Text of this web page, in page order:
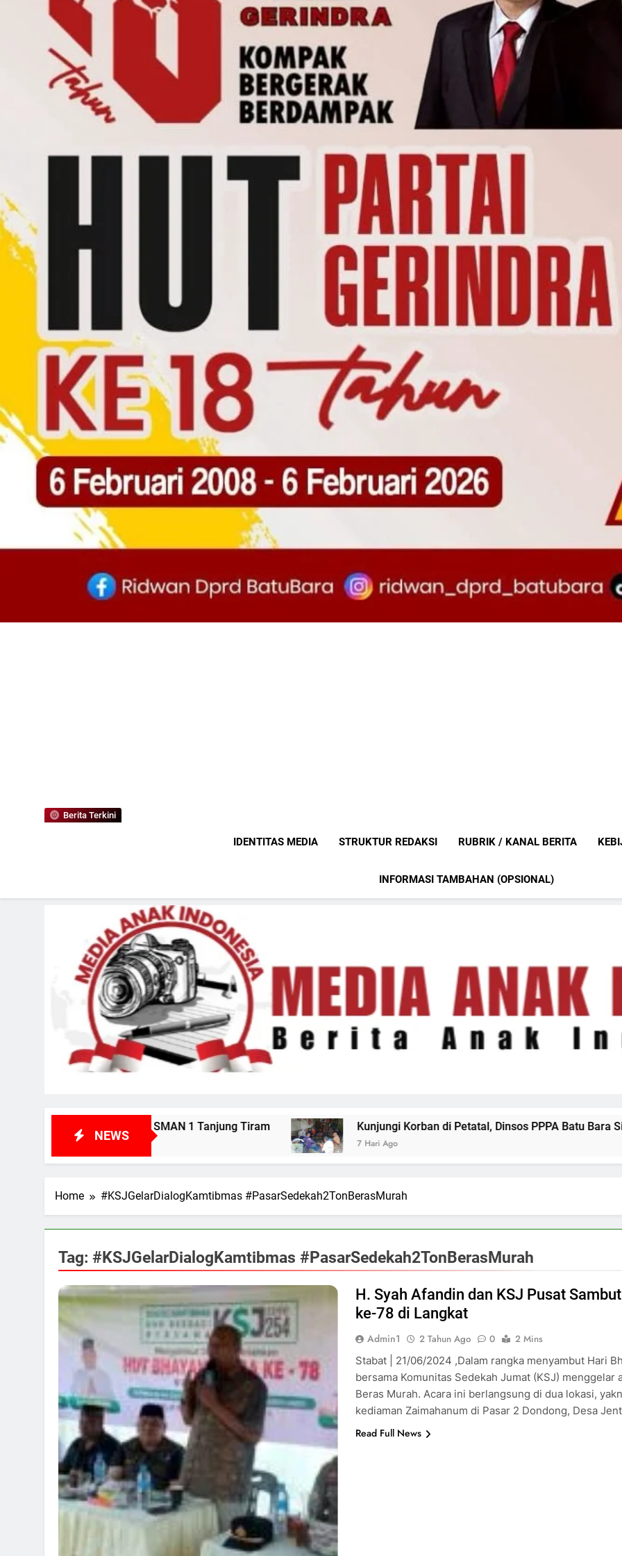
Berita Terkini
IDENTITAS MEDIA STRUKTUR REDAKSI RUBRIK / KANAL BERITA
INFORMASI TAMBAHAN (OPSIONAL)
NEWS
MPK SMAN 1 Tanjung Tiram Kunjungi Korban di Petatal, Dinsos PPPA Batu Bara Siapkan
7 Hari Ago
Home #KSJGelarDialogKamtibmas #PasarSedekah2TonBerasMurah
Tag: #KSJGelarDialogKamtibmas #PasarSedekah2TonBerasMurah
H. Syah Afandin dan KSJ Pusat
ke-78 di Langkat
Admin1 2 Tahun Ago 0
2 Mins
Stabat | 21/06/2024 ,Dalam rangka menyambut Hari
bersama Komunitas Sedekah Jumat (KSJ) menggelar
Beras Murah. Acara ini berlangsung di dua lokasi,
kediaman Zaimahanum di Pasar 2 Dondong, Desa
Read Full News